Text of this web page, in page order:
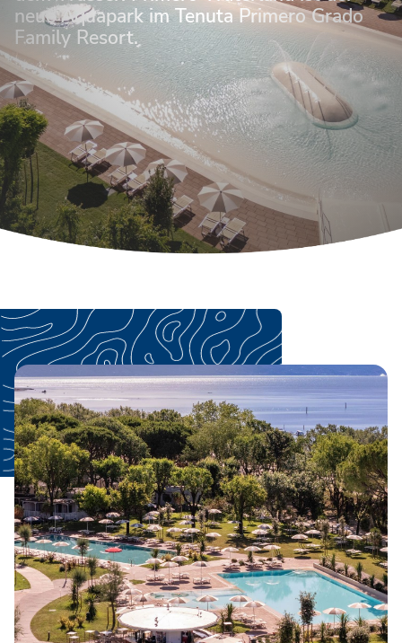
neue Aquapark im Tenuta Primero Grado
Family Resort.